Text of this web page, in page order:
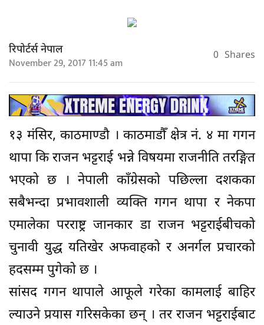
रिपोर्टर्स नेपाल
November 29, 2017 11:45 am 0 Shares
१३ मंसिर, काठमाण्डौ । काठमाडौँ क्षेत्र नं. ४ मा गगन
थापा कि राजन भट्टराई भन्ने विषयमा राजनीति तरङ्गित
भएको छ । नेपाली काँग्रेसको पछिल्ला दशकका
सबैभन्दा प्रभावशाली व्यक्ति गगन थापा र नेकपा
एमालेका परराष्ट्र जानकार डा राजन भट्टराईबीचको
चुनावी युद्ध यतिखेर अफवाहको र अनर्गल प्रचारको
हदसम्म पुगेको छ ।
सांसद गगन थापाले आफूले गरेका कामलाई बाहिर
ल्याउने प्रयास गरिसकेका छन् । तर राजन भट्टराईबाट